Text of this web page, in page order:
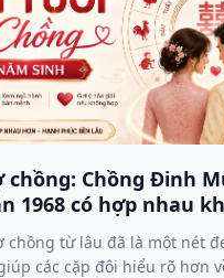
Chồng Đinh
1968 có hợp nhau
chồng từ lâu đã là một nét
các cặp đôi hiểu rõ hơn